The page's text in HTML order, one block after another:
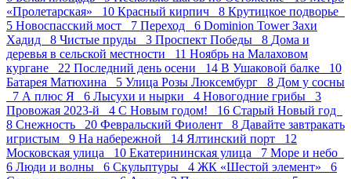
«Пролетарская» 10 Красный кирпич 8 Крутицкое подворье
5 Новоспасский мост 7 Переход 6 Dominion Tower Захи
Хадид 8 Чистые пруды 3 Проспект Победы 8 Дома и
деревья в сельской местности 11 Ноябрь на Малаховом
кургане 22 Последний день осени 14 В Ушаковой балке 10
Батарея Матюхина 5 Улица Розы Люксембург 8 Дом у сосны
7 А плюс Я 6 Лысухи и нырки 4 Новогодние грибы 3
Провожая 2023-й 4 С Новым годом! 16 Старый Новый год
8 Снежность 20 Февральский Фиолент 8 Давайте завтракать
игристым 9 На набережной 14 Ялтинский порт 12
Московская улица 10 Екатерининская улица 7 Море и небо
6 Люди и волны 6 Скульптуры 4 ЖК «Шестой элемент» 6